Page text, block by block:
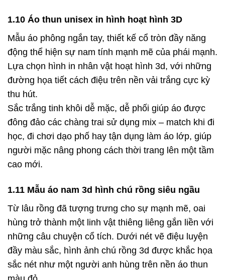
1.10 Áo thun unisex in hình hoạt hình 3D
Mẫu áo phông ngắn tay, thiết kế cổ tròn đầy năng
động thể hiện sự nam tính mạnh mẽ của phái mạnh.
Lựa chọn hình in nhân vật hoạt hình 3d, với những
đường họa tiết cách điệu trên nền vải trắng cực kỳ
thu hút.
Sắc trắng tinh khôi dễ mặc, dễ phối giúp áo được
đông đảo các chàng trai sử dụng mix – match khi đi
học, đi chơi dạo phố hay tận dụng làm áo lớp, giúp
người mặc nâng phong cách thời trang lên một tầm
cao mới.
1.11 Mẫu áo nam 3d hình chú rồng siêu ngầu
Từ lâu rồng đã tượng trưng cho sự mạnh mẽ, oai
hùng trở thành một linh vật thiêng liêng gắn liền với
những câu chuyện cổ tích. Dưới nét vẽ điệu luyện
đầy màu sắc, hình ảnh chú rồng 3d được khắc họa
sắc nét như một người anh hùng trên nền áo thun